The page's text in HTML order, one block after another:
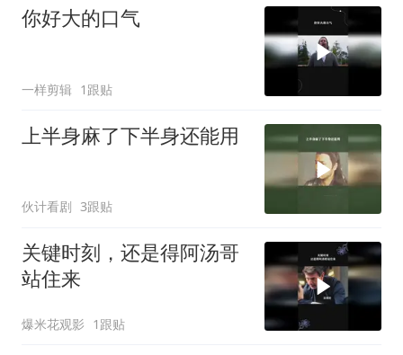
你好大的口气
一样剪辑 1跟贴
上半身麻了下半身还能用
伙计看剧 3跟贴
关键时刻，还是得阿汤哥
站住来
爆米花观影 1跟贴